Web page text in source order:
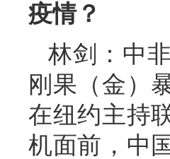
疫情？
林剑：中
刚果（金）
在纽约主持
机面前，中